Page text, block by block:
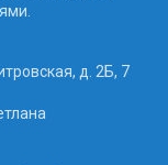
д. 2Б, 7